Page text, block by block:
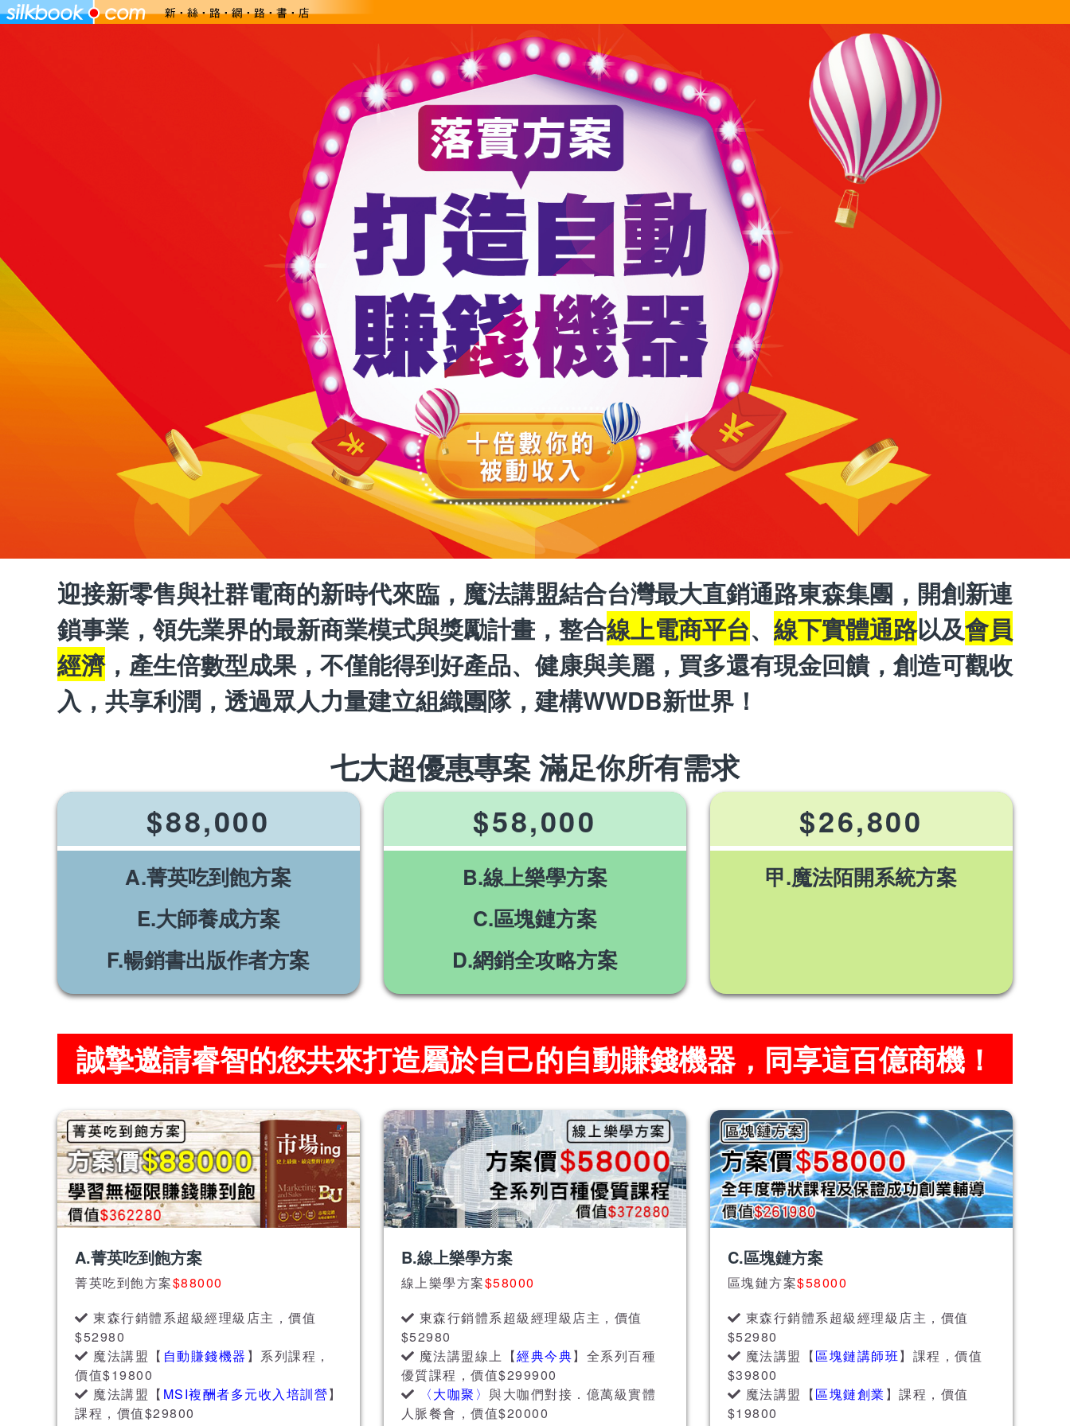
迎接新零售與社群電商的新時代來臨，魔法講盟結合台灣最大直銷通路東森集團，開創新連
鎖事業，領先業界的最新商業模式與獎勵計畫，整合線上電商平台、 線下實體通路以及會員
經濟，產生倍數型成果，不僅能得到好產品、健康與美麗，買多還有現金回饋，創造可觀收
入，共享利潤，透過眾人力量建立組織團隊，建構WWDB新世界！
七大超優惠專案 滿足你所有需求
$88,000
A.菁英吃到飽方案
E.大師養成方案
F.暢銷書出版作者方案
$58,000
B.線上樂學方案
C.區塊鏈方案
D.網銷全攻略方案
$26,800
甲.魔法陌開系統方案
誠摯邀請睿智的您共來打造屬於自己的自動賺錢機器，同享這百億商機！
A.菁英吃到飽方案
菁英吃到飽方案$88000
東森行銷體系超級經理級店主，價值
$52980
魔法講盟【 自動賺錢機器 】系列課程，
價值$19800
魔法講盟【 MSI複酬者多元收入培訓營】
課程，價值$29800
B.線上樂學方案
線上樂學方案$58000
東森行銷體系超級經理級店主，價值
$52980
魔法講盟線上【經典今典】全系列百種
優質課程，價值$299900
〈大咖聚〉與大咖們對接．億萬級實體
人脈餐會，價值$20000
C.區塊鏈方案
區塊鏈方案$58000
東森行銷體系超級經理級店主，價值
$52980
魔法講盟【區塊鏈講師班】課程，價值
$39800
魔法講盟【區塊鏈創業 】課程，價值
$19800